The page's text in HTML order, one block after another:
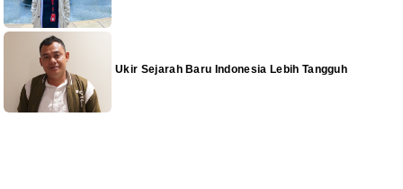
Ukir Sejarah Baru Indonesia Lebih Tangguh